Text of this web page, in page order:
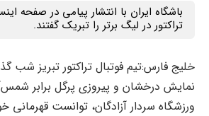
باشگاه ایران با انتشار پیامی در صفحه
تراکتور در لیگ برتر را تبریک گفتند.
خلیج فارس:تیم فوتبال تراکتور تبریز شب
نمایش درخشان و پیروزی پرگل برابر
ورزشگاه سردار آزادگان، توانست قهرمانی